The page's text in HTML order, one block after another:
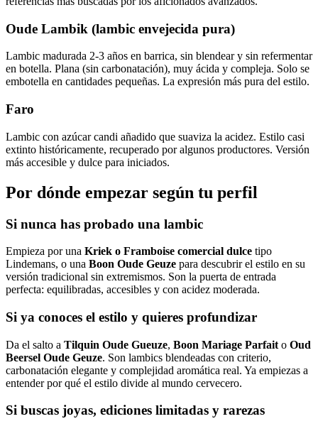
Oude Lambik (lambic envejecida pura)
Lambic madurada 2-3 años en barrica, sin blendear y sin refermentar
en botella. Plana (sin carbonatación), muy ácida y compleja. Solo se
embotella en cantidades pequeñas. La expresión más pura del estilo.
Faro
Lambic con azúcar candi añadido que suaviza la acidez. Estilo casi
extinto históricamente, recuperado por algunos productores. Versión
más accesible y dulce para iniciados.
Por dónde empezar según tu perfil
Si nunca has probado una lambic
Empieza por una Kriek o Framboise comercial dulce tipo
Lindemans, o una Boon Oude Geuze para descubrir el estilo en su
versión tradicional sin extremismos. Son la puerta de entrada
perfecta: equilibradas, accesibles y con acidez moderada.
Si ya conoces el estilo y quieres profundizar
Da el salto a Tilquin Oude Gueuze, Boon Mariage Parfait o Oud
Beersel Oude Geuze. Son lambics blendeadas con criterio,
carbonatación elegante y complejidad aromática real. Ya empiezas a
entender por qué el estilo divide al mundo cervecero.
Si buscas joyas, ediciones limitadas y rarezas